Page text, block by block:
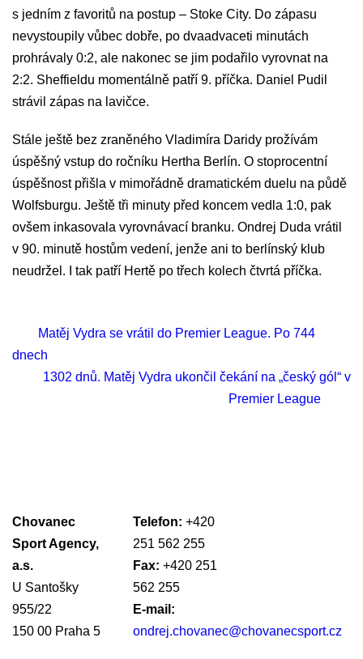
s jedním z favoritů na postup – Stoke City. Do zápasu
nevystoupily vůbec dobře, po dvaadvaceti minutách
prohrávaly 0:2, ale nakonec se jim podařilo vyrovnat na
2:2. Sheffieldu momentálně patří 9. příčka. Daniel Pudil
strávil zápas na lavičce.
Stále ještě bez zraněného Vladimíra Daridy prožívám
úspěšný vstup do ročníku Hertha Berlín. O stoprocentní
úspěšnost přišla v mimořádně dramatickém duelu na půdě
Wolfsburgu. Ještě tři minuty před koncem vedla 1:0, pak
ovšem inkasovala vyrovnávací branku. Ondrej Duda vrátil
v 90. minutě hostům vedení, jenže ani to berlínský klub
neudržel. I tak patří Hertě po třech kolech čtvrtá příčka.
Matěj Vydra se vrátil do Premier League. Po 744
dnech
1302 dnů. Matěj Vydra ukončil čekání na „český gól“ v
Premier League
Chovanec
Sport Agency,
a.s.
U Santošky
955/22
150 00 Praha 5
Telefon: +420
251 562 255
Fax: +420 251
562 255
E-mail:
ondrej.chovanec@chovanecsport.cz